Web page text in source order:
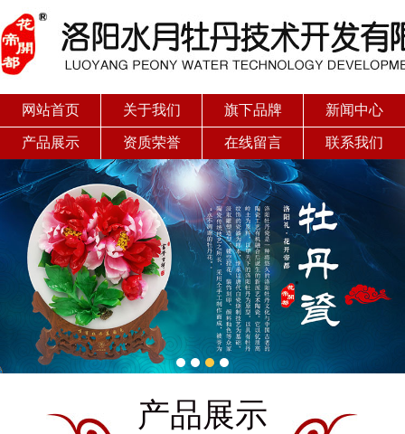
网站首页 关于我们 旗下品牌 新闻中心
产品展示 资质荣誉 在线留言 联系我们
产品展示